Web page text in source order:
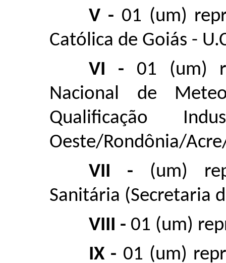
V - 01 (um)
Católica de Goiás -
VI - 01 (um)
Nacional de
Qualificação
Oeste/Rondônia/
VII - (um)
Sanitária (Secretaria
VIII - 01 (um)
IX - 01 (um)